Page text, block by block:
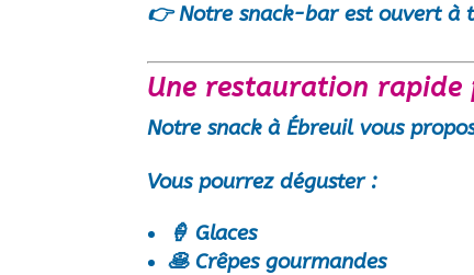
👉Notre snack-bar est ouvert à
Une restauration rapide
Notresnack à Ébreuilvous
Vous pourrez déguster :
🍦 Glaces
🥞 Crêpes gourmandes